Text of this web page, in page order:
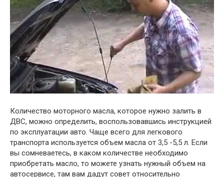
Количество моторного масла, которое нужно залить в
ДВС, можно определить, воспользовавшись инструкцией
по эксплуатации авто. Чаще всего для легкового
транспорта используется объем масла от 3,5 -5,5 л. Если
вы сомневаетесь, в каком количестве необходимо
приобретать масло, то можете узнать нужный объем на
автосервисе, там вам дадут совет относительно